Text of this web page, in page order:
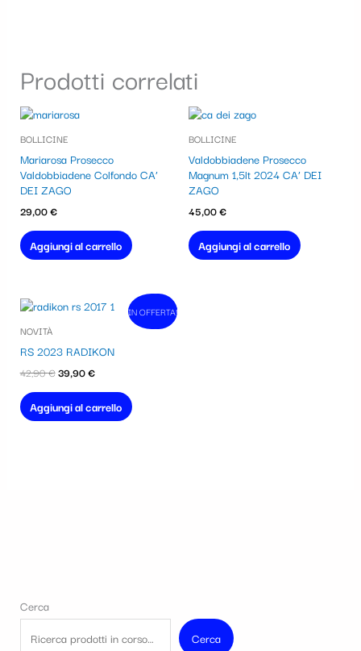
Prodotti correlati
BOLLICINE
Mariarosa Prosecco
Valdobbiadene Colfondo CA’
DEI ZAGO
29,00€
Aggiungi al carrello
BOLLICINE
Valdobbiadene Prosecco
Magnum 1,5lt 2024 CA’ DEI
ZAGO
45,00€
Aggiungi al carrello
In vendita!
IN OFFERTA!
NOVITÀ
RS 2023 RADIKON
42,90€
Il
era:
39,90€
Il
è:
Aggiungi al carrello
Cerca
Cerca